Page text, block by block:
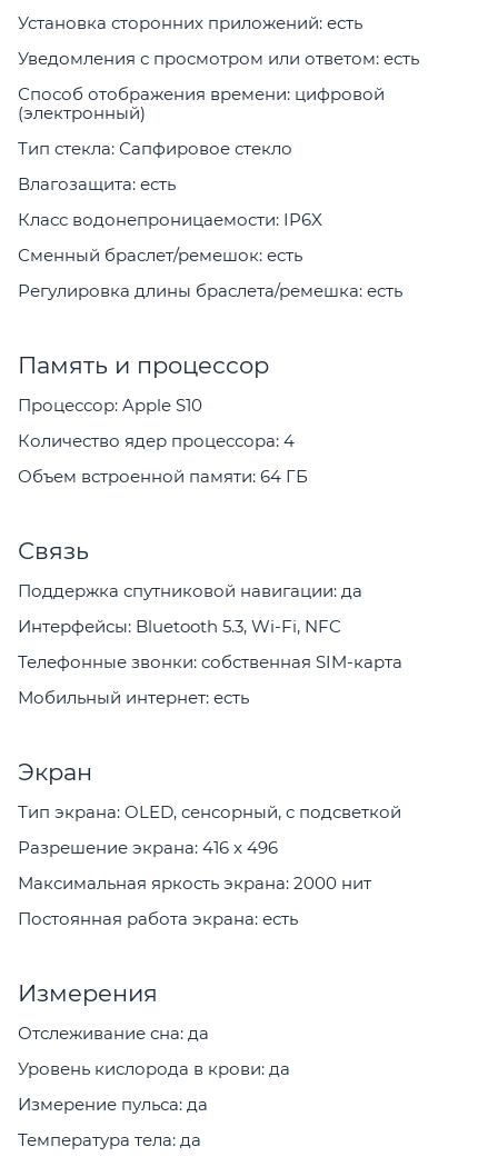
Установка сторонних приложений: есть
Уведомления с просмотром или ответом: есть
Способ отображения времени: цифровой
(электронный)
Тип стекла: Сапфировое стекло
Влагозащита: есть
Класс водонепроницаемости: IP6X
Сменный браслет/ремешок: есть
Регулировка длины браслета/ремешка: есть
Память и процессор
Процессор: Apple S10
Количество ядер процессора: 4
Объем встроенной памяти: 64 ГБ
Связь
Поддержка спутниковой навигации: да
Интерфейсы: Bluetooth 5.3, Wi-Fi, NFC
Телефонные звонки: собственная SIM-карта
Мобильный интернет: есть
Экран
Тип экрана: OLED, сенсорный, с подсветкой
Разрешение экрана: 416 x 496
Максимальная яркость экрана: 2000 нит
Постоянная работа экрана: есть
Измерения
Отслеживание сна: да
Уровень кислорода в крови: да
Измерение пульса: да
Температура тела: да